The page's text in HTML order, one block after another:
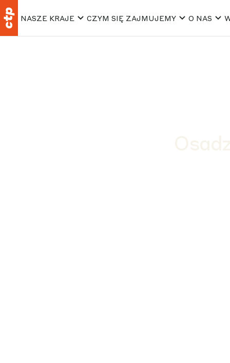
NASZE KRAJE CZYM SIĘ ZAJMUJEMY O NAS